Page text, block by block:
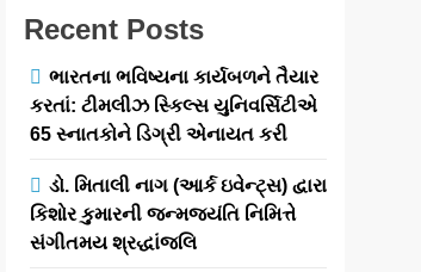
ડિઝાઈનર
બીજા
ફ્લેગશિપ
શુભારંભ થયો
Recent Posts
ભારતના ભવિષ્યના કાર્યબળને તૈયાર
કરતાં: ટીમલીઝ સ્કિલ્સ યુનિવર્સિટીએ
65 સ્નાતકોને ડિગ્રી એનાયત કરી
ડો. મિતાલી નાગ (આર્ક ઇવેન્ટ્સ) દ્વારા
કિશોર કુમારની જન્મજયંતિ નિમિત્તે
સંગીતમય શ્રદ્ધાંજલિ